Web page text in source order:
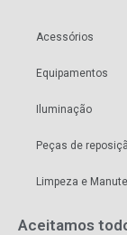
Acessórios
Equipamentos
Iluminação
Peças de
Limpeza e
Aceitamos